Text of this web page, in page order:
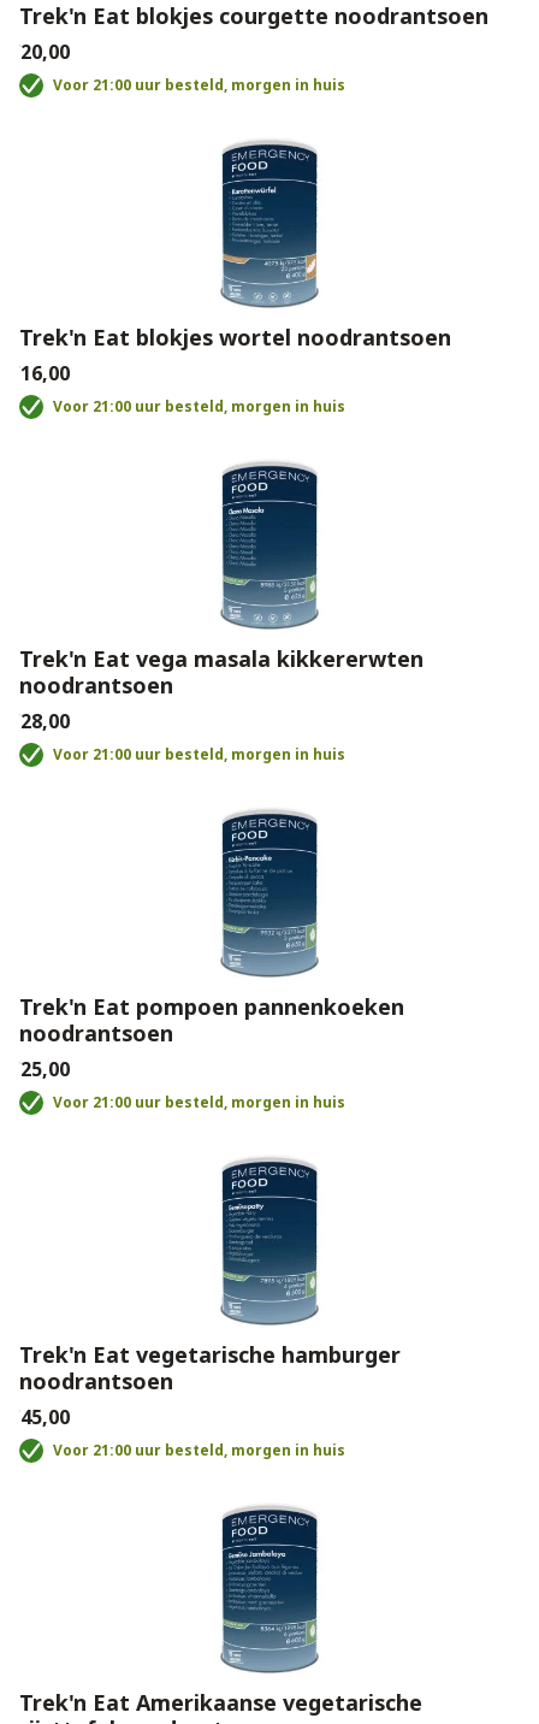
Trek'n Eat blokjes courgette noodrantsoen
€20,00
Voor 21:00 uur besteld, morgen in huis
Trek'n Eat blokjes wortel noodrantsoen
€16,00
Voor 21:00 uur besteld, morgen in huis
Trek'n Eat vega masala kikkererwten
noodrantsoen
€28,00
Voor 21:00 uur besteld, morgen in huis
Trek'n Eat pompoen pannenkoeken
noodrantsoen
€25,00
Voor 21:00 uur besteld, morgen in huis
Trek'n Eat vegetarische hamburger
noodrantsoen
€45,00
Voor 21:00 uur besteld, morgen in huis
Trek'n Eat Amerikaanse vegetarische